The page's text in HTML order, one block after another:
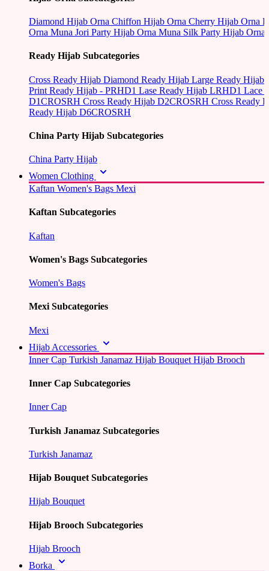
Diamond Hijab Orna Chiffon Hijab Orna Cherry Hijab Orna
Orna Muna Jori Party Hijab Orna Muna Silk Party Hijab Orna
Ready Hijab Subcategories
Cross Ready Hijab Diamond Ready Hijab Large Ready Hijab
Print Ready Hijab - PRHD1 Lase Ready Hijab LRHD1 Lace
D1CROSRH Cross Ready Hijab D2CROSRH Cross Ready
Ready Hijab D6CROSRH
China Party Hijab Subcategories
China Party Hijab
Women Clothing
Kaftan Women's Bags Mexi
Kaftan Subcategories
Kaftan
Women's Bags Subcategories
Women's Bags
Mexi Subcategories
Mexi
Hijab Accessories
Inner Cap Turkish Janamaz Hijab Bouquet Hijab Brooch
Inner Cap Subcategories
Inner Cap
Turkish Janamaz Subcategories
Turkish Janamaz
Hijab Bouquet Subcategories
Hijab Bouquet
Hijab Brooch Subcategories
Hijab Brooch
Borka